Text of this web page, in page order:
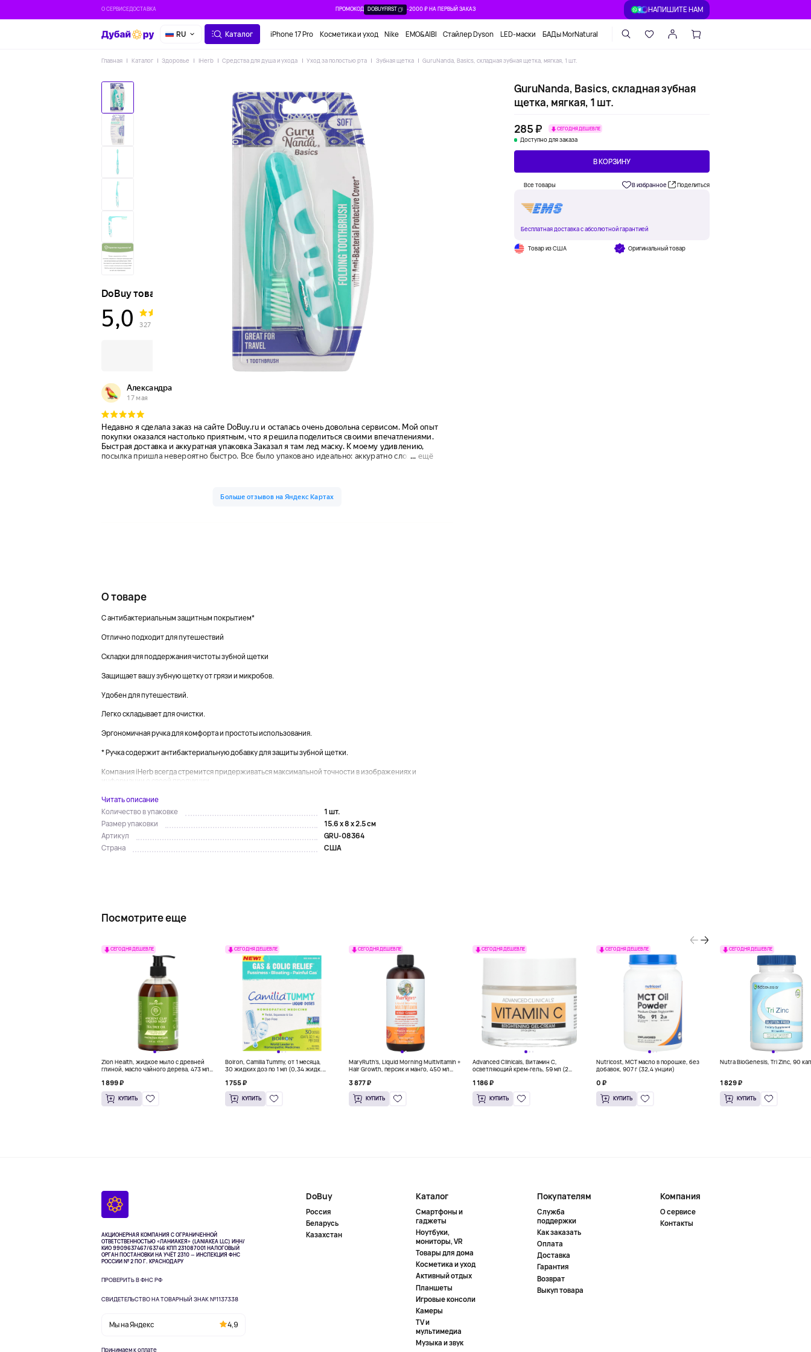
О СЕРВИСЕДОСТАВКА ПРОМОКОД DOBUYFIRST -2000 ₽ НА ПЕРВЫЙ ЗАКАЗ НАПИШИТЕ НАМ
RU Каталог iPhone 17 Pro Косметика и уход Nike EMO&AIBI Стайлер Dyson LED-маски БАДы MorNatural
Главная Каталог Здоровье IHerb Средства для душа и ухода Уход за полостью рта Зубная щетка GuruNanda, Basics, складная зубная щетка, мягкая, 1 шт.
GuruNanda, Basics, складная зубная
щетка, мягкая, 1 шт.
285 ₽
СЕГОДНЯ ДЕШЕВЛЕ
Доступно для заказа
В КОРЗИНУ
Все товары В избранное Поделиться
Бесплатная доставка с абсолютной гарантией
Товар из США Оригинальный товар
О товаре
С антибактериальным защитным покрытием*
Отлично подходит для путешествий
Складки для поддержания чистоты зубной щетки
Защищает вашу зубную щетку от грязи и микробов.
Удобен для путешествий.
Легко складывает для очистки.
Эргономичная ручка для комфорта и простоты использования.
* Ручка содержит антибактериальную добавку для защиты зубной щетки.
Компания iHerb всегда стремится придерживаться максимальной точности в изображениях и
информации о своей продукции....
Читать описание
Количество в упаковке
1 шт.
Размер упаковки
15.6 x 8 x 2.5 см
Артикул
GRU-08364
Страна
США
Посмотрите еще
СЕГОДНЯ ДЕШЕВЛЕ
Zion Health, жидкое мыло с древней
глиной, масло чайного дерева, 473 мл
1 899 ₽
КУПИТЬ
СЕГОДНЯ ДЕШЕВЛЕ
Boiron, Camilia Tummy, от 1 месяца,
30 жидких доз по 1 мл (0,34 жидк.
1 755 ₽
КУПИТЬ
СЕГОДНЯ ДЕШЕВЛЕ
MaryRuth's, Liquid Morning Multivitamin +
Hair Growth, персик и манго, 450 мл
3 877 ₽
КУПИТЬ
СЕГОДНЯ ДЕШЕВЛЕ
Advanced Clinicals, Витамин C,
осветляющий крем-гель, 59 мл (2
1 186 ₽
КУПИТЬ
СЕГОДНЯ ДЕШЕВЛЕ
Nutricost, MCT масло в порошке, без
добавок, 907 г (32,4 унции)
0 ₽
КУПИТЬ
СЕГОДНЯ ДЕШЕВЛЕ
Nutra BioGenesis, Tri Zinc, 90
1 829 ₽
КУПИТЬ
АКЦИОНЕРНАЯ КОМПАНИЯ С ОГРАНИЧЕННОЙ
ОТВЕТСТВЕННОСТЬЮ «ЛАНИАКЕЯ» (LANIAKEA LLC) ИНН/
КИО 9909637467/63746 КПП 231087001НАЛОГОВЫЙ
ОРГАН ПОСТАНОВКИ НА УЧЁТ 2310 — ИНСПЕКЦИЯ ФНС
РОССИИ № 2 ПО Г. КРАСНОДАРУ
ПРОВЕРИТЬ В ФНС РФ
СВИДЕТЕЛЬСТВО НА ТОВАРНЫЙ ЗНАК №1137338
Мы на Яндекс 4,9
Принимаем к оплате
DoBuy
Россия
Беларусь
Казахстан
Каталог
Смартфоны и
гаджеты
Ноутбуки,
мониторы, VR
Товары для дома
Косметика и уход
Активный отдых
Планшеты
Игровые консоли
Камеры
TV и
мультимедиа
Музыка и звук
Покупателям
Служба
поддержки
Как заказать
Оплата
Доставка
Гарантия
Возврат
Выкуп товара
Компания
О сервисе
Контакты